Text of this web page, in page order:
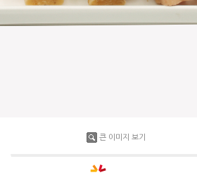
큰 이미지 보기